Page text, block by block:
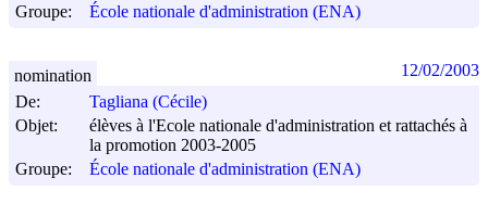
Groupe:
École nationale d'administration (ENA)
De:
Tagliana (Cécile)
Objet:
élèves à l'Ecole nationale d'administration et rattachés à
la promotion 2003-2005
Groupe:
École nationale d'administration (ENA)
nomination 12/02/2003